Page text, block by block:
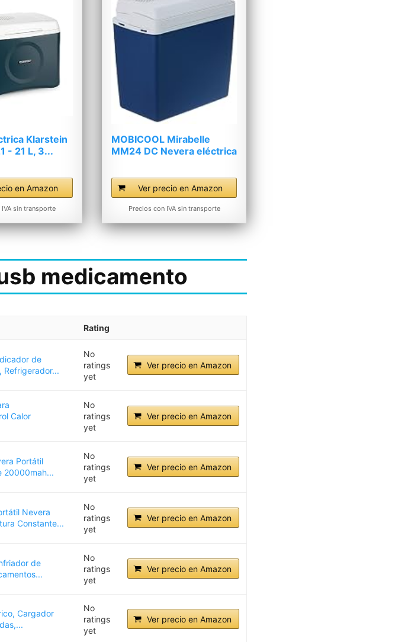
Klarstein
- 21 L, 3...
en Amazon
sin transporte
MOBICOOL Mirabelle
MM24 DC Nevera eléctrica
Ver precio en Amazon
Precios con IVA sin transporte
medicamento
Rating
de
Refrigerador...
No
ratings
yet
Ver precio en Amazon
Calor
No
ratings
yet
Ver precio en Amazon
Portátil
20000mah...
No
ratings
yet
Ver precio en Amazon
Nevera
Constante...
No
ratings
yet
Ver precio en Amazon
de
No
ratings
yet
Ver precio en Amazon
Cargador
No
ratings
yet
Ver precio en Amazon